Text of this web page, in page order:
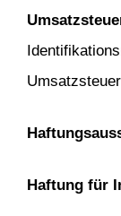
Haftung für